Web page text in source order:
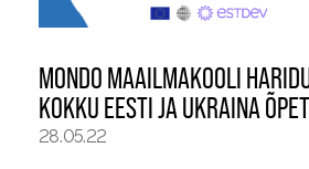
MONDO MAAILMAKOOLI
KOKKU EESTI JA UKRAINA
28.05.22